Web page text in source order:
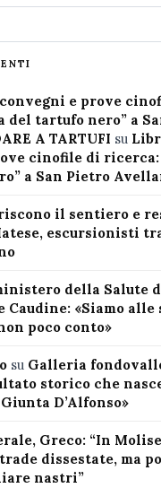
e prove
del tartufo nero” a
A TARTUFI su
cinofile di
a San Pietro
il sentiero e
escursionisti
della Salute
Caudine: «Siamo alle
poco conto»
su Galleria
storico che
D’Alfonso»
Greco: “In
dissestate, ma
nastri”